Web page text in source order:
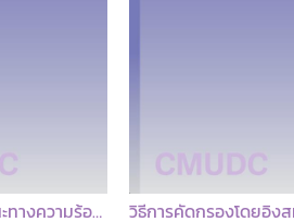
โครงการสมรรถนะทางความร้อนของท่อความร้อนแบบสั่นวงรอบภายใต้ความเร่งหนีศูนย์กลาง : รายงานวิจัยฉบับสมบูรณ์ = Thermal Performance of Closed-Loop Pulsating Heat Pipe under Centrifugal Acceleration / นิติ คำเมืองลือ